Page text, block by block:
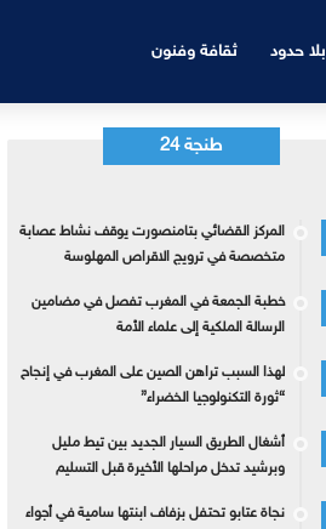
بلا حدود ثقافة وفنون
طنجة 24
المركز القضائي بتامنصورت يوقف نشاط عصابة
متخصصة في ترويج الاقراص المهلوسة
خطبة الجمعة في المغرب تفصل في مضامين
الرسالة الملكية إلى علماء الأمة
لهذا السبب تراهن الصين على المغرب في إنجاح
“ثورة التكنولوجيا الخضراء”
أشغال الطريق السيار الجديد بين تيط مليل
وبرشيد تدخل مراحلها الأخيرة قبل التسليم
نجاة عتابو تحتفل بزفاف ابنتها سامية في أجواء